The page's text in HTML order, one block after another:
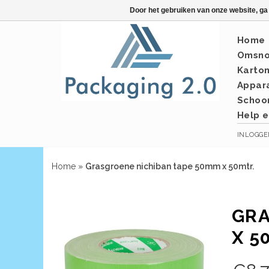
Home
Help
Home » Grasgroene nichiban tape 50mm x 50mtr.
X
Door het gebruiken van onze website,